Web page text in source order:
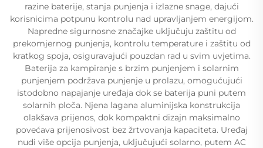
razine baterije, stanja punjenja i izlazne snage, dajući
korisnicima potpunu kontrolu nad upravljanjem energijom.
Napredne sigurnosne značajke uključuju zaštitu od
prekomjernog punjenja, kontrolu temperature i zaštitu od
kratkog spoja, osiguravajući pouzdan rad u svim uvjetima.
Baterija za kampiranje s brzim punjenjem i solarnim
punjenjem podržava punjenje u prolazu, omogućujući
istodobno napajanje uređaja dok se baterija puni putem
solarnih ploča. Njena lagana aluminijska konstrukcija
olakšava prijenos, dok kompaktni dizajn maksimalno
povećava prijenosivost bez žrtvovanja kapaciteta. Uređaj
nudi više opcija punjenja, uključujući solarno, putem AC